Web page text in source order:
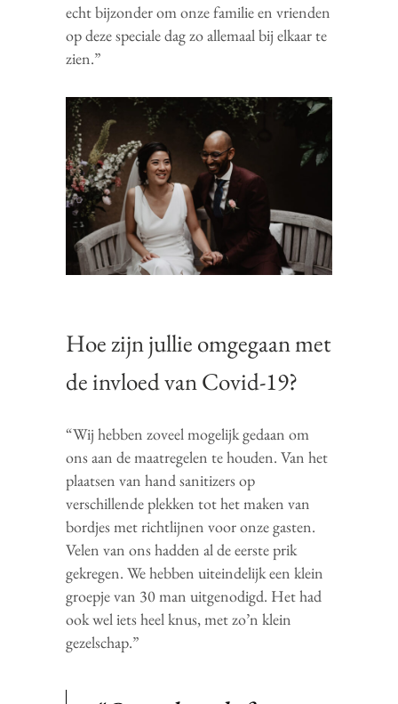
echt bijzonder om onze familie en vrienden
op deze speciale dag zo allemaal bij elkaar te
zien.”
Hoe zijn jullie omgegaan met
de invloed van Covid-19?
“Wij hebben zoveel mogelijk gedaan om
ons aan de maatregelen te houden. Van het
plaatsen van hand sanitizers op
verschillende plekken tot het maken van
bordjes met richtlijnen voor onze gasten.
Velen van ons hadden al de eerste prik
gekregen. We hebben uiteindelijk een klein
groepje van 30 man uitgenodigd. Het had
ook wel iets heel knus, met zo’n klein
gezelschap.”